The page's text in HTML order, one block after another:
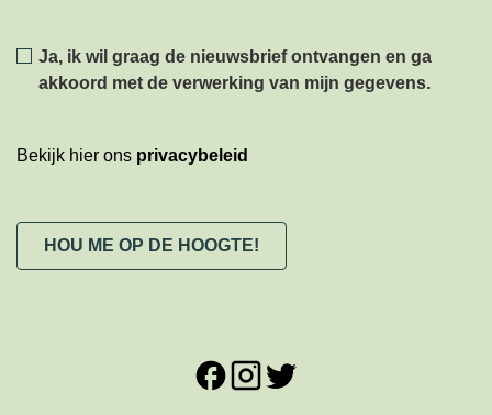
Privacy
Ja, ik wil graag de nieuwsbrief ontvangen en ga
akkoord met de verwerking van mijn gegevens.
Bekijk hier ons privacybeleid